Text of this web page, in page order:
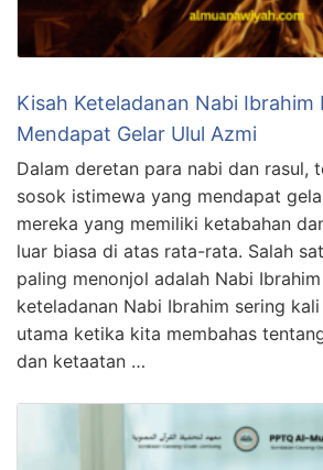
Kisah Keteladanan Nabi Ibrahim
Mendapat Gelar Ulul Azmi
Dalam deretan para nabi dan rasul,
sosok istimewa yang mendapat
mereka yang memiliki ketabahan
luar biasa di atas rata-rata. Salah
paling menonjol adalah Nabi
keteladanan Nabi Ibrahim sering
utama ketika kita membahas
dan ketaatan …